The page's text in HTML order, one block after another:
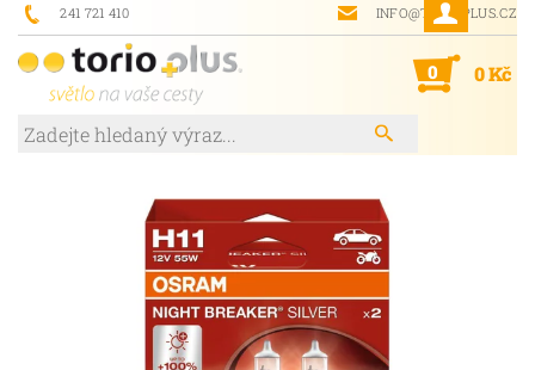
241 721 410 INFO@TORIOPLUS.CZ
0 0 Kč